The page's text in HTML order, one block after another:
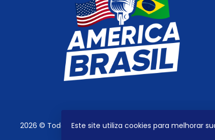
Este site utiliza cookies para melhorar
2026 © Todos os direitos reservados.